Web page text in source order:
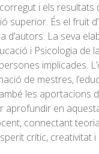
i els
superior. És el fruit
d’autors. La seva
i Psicologia de
implicades.
de mestres,
les aportacions
aprofundir en
connectant
crític, creativitat i